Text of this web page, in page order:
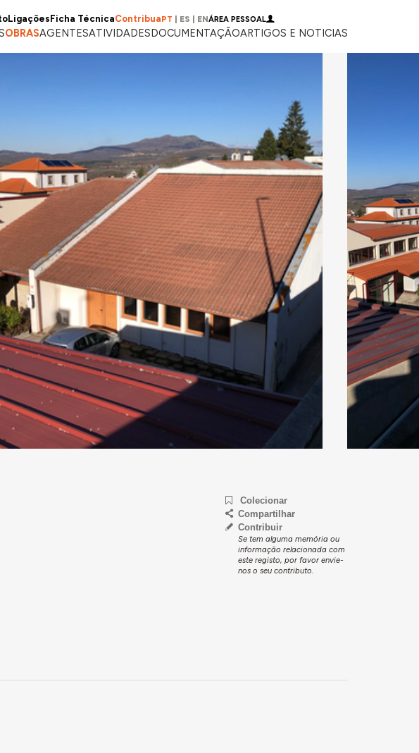
Ligações Ficha TécnicaContribuaPT ES ENÁREA PESSOAL
OBRASAGENTESATIVIDADESDOCUMENTAÇÃOARTIGOS E NOTICIAS
Colecionar
Compartilhar
Contribuir
Se tem alguma memória ou
informação relacionada com
este registo, por favor envie-
nos o seu contributo.